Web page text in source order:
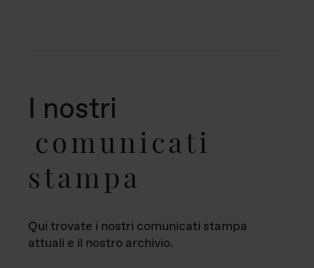
I nostri
comunicati
stampa
Qui trovate i nostri comunicati stampa
attuali e il nostro archivio.